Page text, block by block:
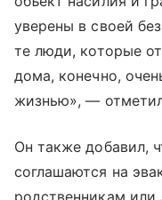
уверены в своей
те люди, которые
дома, конечно,
жизнью», —
Он также добавил,
соглашаются на
родственникам или